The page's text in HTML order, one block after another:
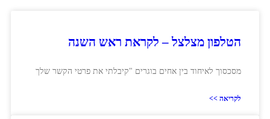
הטלפון מצלצל – לקראת ראש השנה
מסכסוך לאיחוד בין אחים בוגרים "קיבלתי את פרטי הקשר שלך
לקריאה >>